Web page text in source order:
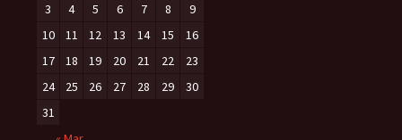
3
4 5 6 7 8
9
10
11 12 13 14 15
16
17
18 19 20 21 22
23
24
25 26 27 28 29
30
31